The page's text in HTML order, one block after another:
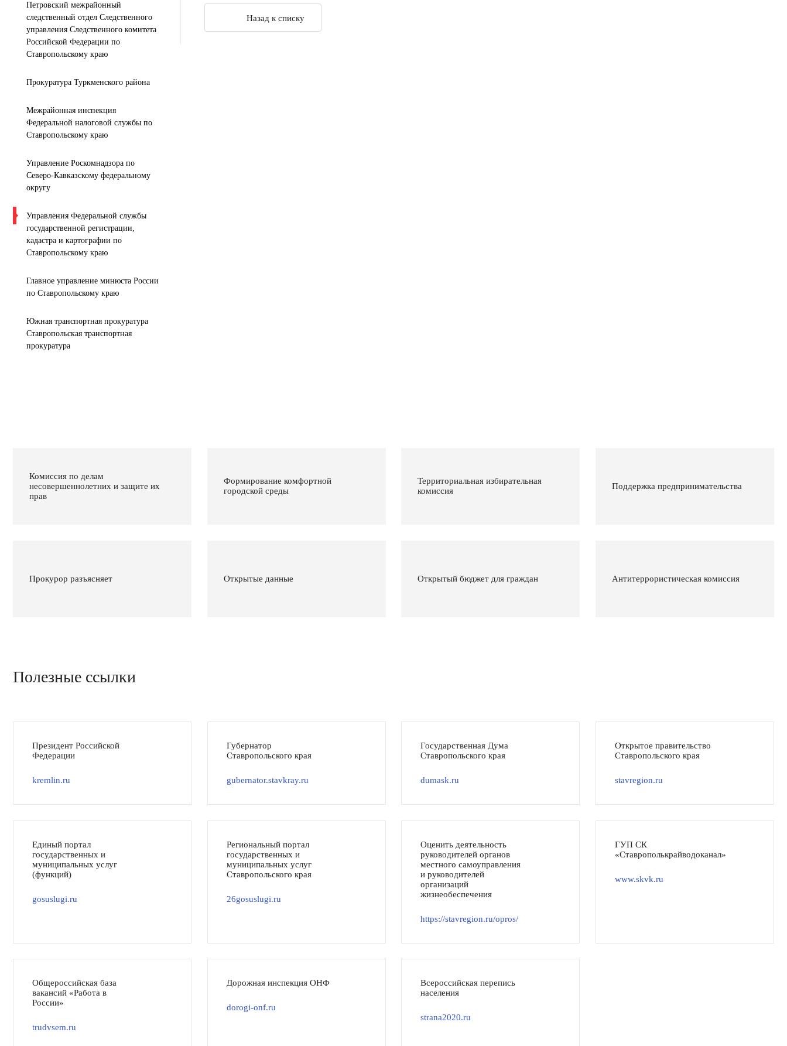
Петровский межрайонный
следственный отдел Следственного
управления Следственного комитета
Российской Федерации по
Ставропольскому краю
Прокуратура Туркменского района
Межрайонная инспекция
Федеральной налоговой службы по
Ставропольскому краю
Управление Роскомнадзора по
Северо-Кавказскому федеральному
округу
Управления Федеральной службы
государственной регистрации,
кадастра и картографии по
Ставропольскому краю
Главное управление минюста России
по Ставропольскому краю
Южная транспортная прокуратура
Ставропольская транспортная
прокуратура
Назад к списку
Комиссия по делам
несовершеннолетних и защите их
прав
Формирование комфортной
городской среды
Территориальная избирательная
комиссия
Поддержка предпринимательства
Прокурор разъясняет Открытые данные Открытый бюджет для граждан Антитеррористическая комиссия
Полезные ссылки
Президент Российской
Федерации
kremlin.ru
Губернатор
Ставропольского края
gubernator.stavkray.ru
Государственная Дума
Ставропольского края
dumask.ru
Открытое правительство
Ставропольского края
stavregion.ru
Единый портал
государственных и
муниципальных услуг
(функций)
gosuslugi.ru
Региональный портал
государственных и
муниципальных услуг
Ставропольского края
26gosuslugi.ru
Оценить деятельность
руководителей органов
местного самоуправления
и руководителей
организаций
жизнеобеспечения
https://stavregion.ru/opros/
ГУП СК
«Ставрополькрайводоканал»
www.skvk.ru
Общероссийская база
вакансий «Работа в
России»
trudvsem.ru
Дорожная инспекция ОНФ
dorogi-onf.ru
Всероссийская перепись
населения
strana2020.ru